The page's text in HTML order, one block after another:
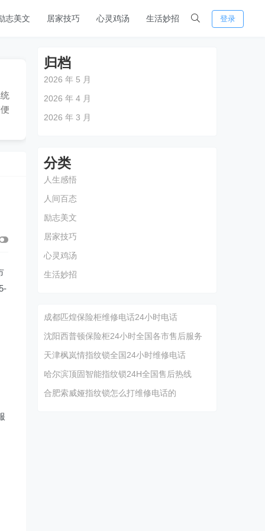
志美文 居家技巧 心灵鸡汤 生活妙招 登录
归档
2026 年 5 月
2026 年 4 月
2026 年 3 月
分类
人生感悟
人间百态
励志美文
居家技巧
心灵鸡汤
生活妙招
成都匹煌保险柜维修电话24小时电话
沈阳西普顿保险柜24小时全国各市售后服务
天津枫岚情指纹锁全国24小时维修电话
哈尔滨顶固智能指纹锁24H全国售后热线
合肥索威娅指纹锁怎么打维修电话的